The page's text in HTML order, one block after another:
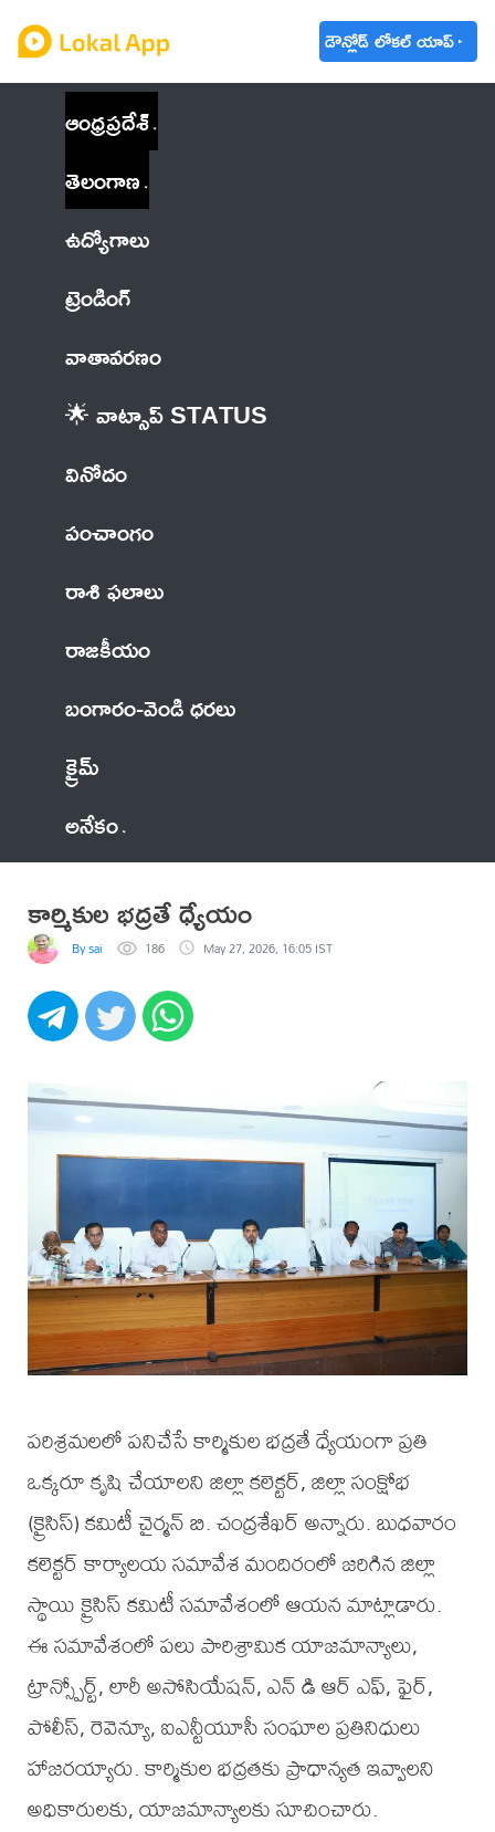
డౌన్లోడ్ లోకల్ యాప్
ఆంధ్రప్రదేశ్
తెలంగాణ
ఉద్యోగాలు
ట్రెండింగ్
వాతావరణం
🌟 వాట్సాప్ STATUS
వినోదం
పంచాంగం
రాశి ఫలాలు
రాజకీయం
బంగారం-వెండి ధరలు
క్రైమ్
అనేకం
కార్మికుల భద్రతే ధ్యేయం
By sai 186 May 27, 2026, 16:05 IST
పరిశ్రమలలో పనిచేసే కార్మికుల భద్రతే ధ్యేయంగా ప్రతి
ఒక్కరూ కృషి చేయాలని జిల్లా కలెక్టర్, జిల్లా సంక్షోభ
(క్రైసిస్) కమిటీ చైర్మన్ బి. చంద్రశేఖర్ అన్నారు. బుధవారం
కలెక్టర్ కార్యాలయ సమావేశ మందిరంలో జరిగిన జిల్లా
స్థాయి క్రైసిస్ కమిటీ సమావేశంలో ఆయన మాట్లాడారు.
ఈ సమావేశంలో పలు పారిశ్రామిక యాజమాన్యాలు,
ట్రాన్స్పోర్ట్, లారీ అసోసియేషన్, ఎన్ డి ఆర్ ఎఫ్, ఫైర్,
పోలీస్, రెవెన్యూ, ఐఎన్టీయూసీ సంఘాల ప్రతినిధులు
హాజరయ్యారు. కార్మికుల భద్రతకు ప్రాధాన్యత ఇవ్వాలని
అధికారులకు, యాజమాన్యాలకు సూచించారు.